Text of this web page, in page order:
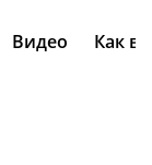
Видео Как